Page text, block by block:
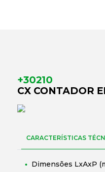
+30210
CX CONTADOR
CARACTERÍSTICAS
Dimensões LxAxP